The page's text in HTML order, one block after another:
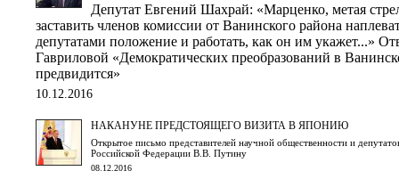
Депутат Евгений Шахрай: «Марценко, метая
заставить членов комиссии от Ванинского района
депутатами положение и работать, как он им укажет...»
Гавриловой «Демократических преобразований в
предвидится»
10.12.2016
НАКАНУНЕ ПРЕДСТОЯЩЕГО ВИЗИТА В ЯПОНИЮ
Открытое письмо представителей научной общественности и
Российской Федерации В.В. Путину
08.12.2016